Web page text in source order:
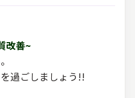
改善~
過ごしましょう!!